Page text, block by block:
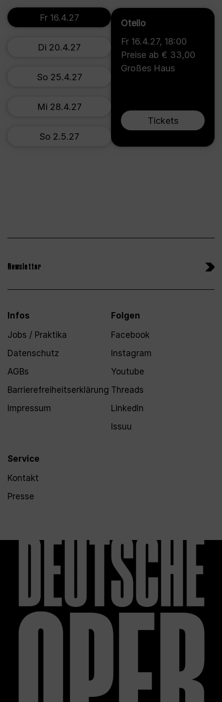
Otello
Fr 16.4.27, 18:00
Preise ab € 33,00
Großes Haus
Tickets
Fr 16.4.27
Di 20.4.27
So 25.4.27
Mi 28.4.27
So 2.5.27
Newsletter
Infos
Jobs / Praktika
Datenschutz
AGBs
Barrierefreiheitserklärung
Impressum
Service
Kontakt
Presse
Folgen
Facebook
Instagram
Youtube
Threads
LinkedIn
Issuu